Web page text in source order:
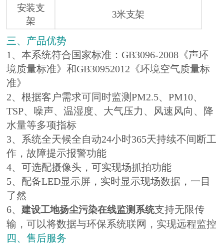
安装支
架
3米支架
三、产品优势
1、本系统符合国家标准：GB3096-2008《声环
境质量标准》和GB30952012《环境空气质量标
准》
2、根据客户需求可同时监测PM2.5、PM10、
TSP、噪声、温湿度、大气压力、风速风向、降
水量等多项指标
3、系统全天候全自动24小时365天持续不间断工
作，故障提示报警功能
4、可选配摄像头，可实现场抓拍功能
5、配备LED显示屏，实时显示现场数据，一目
了然
6、建设工地扬尘污染在线监测系统支持无限传
输，可以将数据与环保系统联网，实现远程监控
四、售后服务